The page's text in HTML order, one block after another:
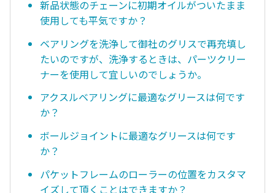
新品状態のチェーンに初期オイルがついたまま
使用しても平気ですか？
ベアリングを洗浄して御社のグリスで再充填し
たいのですが、洗浄するときは、パーツクリー
ナーを使用して宜しいのでしょうか。
アクスルベアリングに最適なグリースは何です
か？
ボールジョイントに最適なグリースは何です
か？
パケットフレームのローラーの位置をカスタマ
イズして頂くことはできますか？